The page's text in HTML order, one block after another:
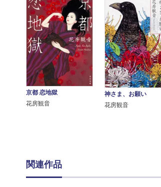
京都 恋地獄
花房観音
神さま、お願い
花房観音
関連作品